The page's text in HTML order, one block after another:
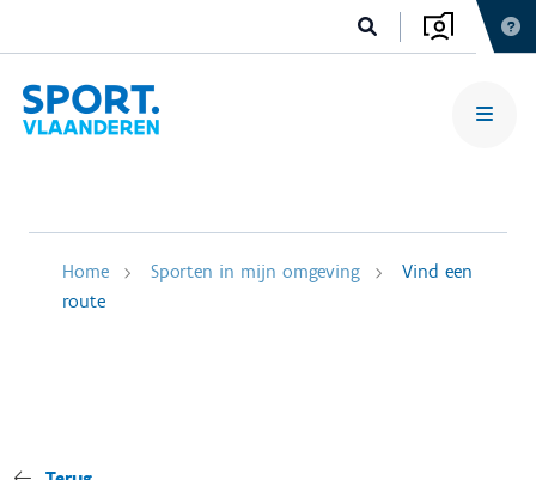
Home Sporten in mijn omgeving
Vind een
route